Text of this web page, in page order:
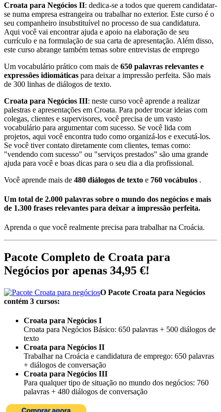
Croata para Negócios II: dedica-se a todos que querem candidatar-
se numa empresa estrangeira ou trabalhar no exterior. Este curso é o
seu companheiro insubstituível no processo de sua candidatura.
Aqui você vai encontrar ajuda e apoio na elaboração de seu
currículo e na formulação de sua carta de apresentação. Além disso,
este curso abrange também temas sobre entrevistas de emprego
Um vocabulário prático com mais de 650 palavras relevantes e
expressões idiomáticas para deixar a impressão perfeita. São mais
de 300 linhas de diálogos de texto.
Croata para Negócios III: neste curso você aprende a realizar
palestras e apresentações em Croata. Para poder trocar ideias com
colegas, clientes e supervisores, você precisa de um vasto
vocabulário para argumentar com sucesso. Se você lida com
projetos, aqui você encontra tudo como organizá-los e executá-los.
Se você tiver contato diretamente com clientes, temas como:
"vendendo com sucesso" ou "serviços prestados" são uma grande
ajuda para você e boas dicas para o seu dia a dia profissional.
Você aprende mais de 480 diálogos de texto e 760 vocábulos .
Um total de 2.000 palavras sobre o mundo dos negócios e mais
de 1.300 frases relevantes para deixar a impressão perfeita.
Aprenda o que você realmente precisa para trabalhar na Croácia.
Pacote Completo de Croata para
Negócios por apenas 34,95 €!
O Pacote Croata para Negócios
contém 3 cursos:
Croata para Negócios I
Croata para Negócios Básico: 650 palavras + 500 diálogos de
texto
Croata para Negócios II
Trabalhar na Croácia e candidatura de emprego: 650 palavras
+ diálogos de conversação
Croata para Negócios III
Para qualquer tipo de situação no mundo dos negócios: 760
palavras + 480 diálogos de conversação